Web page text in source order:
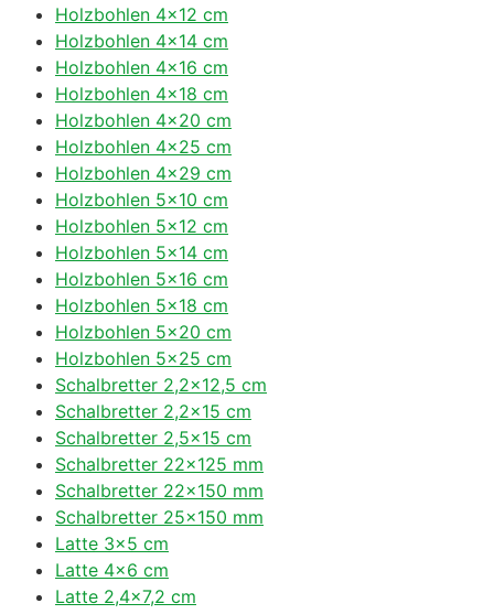
Holzbohlen 4×12 cm
Holzbohlen 4×14 cm
Holzbohlen 4×16 cm
Holzbohlen 4×18 cm
Holzbohlen 4×20 cm
Holzbohlen 4×25 cm
Holzbohlen 4×29 cm
Holzbohlen 5×10 cm
Holzbohlen 5×12 cm
Holzbohlen 5×14 cm
Holzbohlen 5×16 cm
Holzbohlen 5×18 cm
Holzbohlen 5×20 cm
Holzbohlen 5×25 cm
Schalbretter 2,2×12,5 cm
Schalbretter 2,2×15 cm
Schalbretter 2,5×15 cm
Schalbretter 22×125 mm
Schalbretter 22×150 mm
Schalbretter 25×150 mm
Latte 3×5 cm
Latte 4×6 cm
Latte 2,4×7,2 cm